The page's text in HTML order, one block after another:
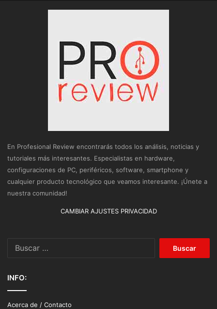
En Profesional Review encontrarás todos los análisis, noticias y
tutoriales más interesantes. Especialistas en hardware,
configuraciones de PC, periféricos, software, smartphone y
cualquier producto tecnológico que veamos interesante. ¡Únete a
nuestra comunidad!
CAMBIAR AJUSTES PRIVACIDAD
INFO:
Acerca de / Contacto